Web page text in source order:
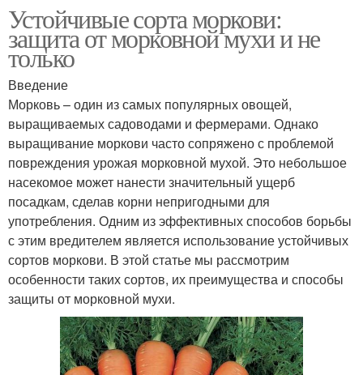
Устойчивые сорта моркови:
защита от морковной мухи и не
только
Введение
Морковь – один из самых популярных овощей,
выращиваемых садоводами и фермерами. Однако
выращивание моркови часто сопряжено с проблемой
повреждения урожая морковной мухой. Это небольшое
насекомое может нанести значительный ущерб
посадкам, сделав корни непригодными для
употребления. Одним из эффективных способов борьбы
с этим вредителем является использование устойчивых
сортов моркови. В этой статье мы рассмотрим
особенности таких сортов, их преимущества и способы
защиты от морковной мухи.